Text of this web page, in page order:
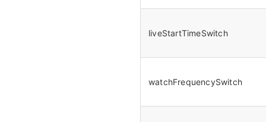
liveStartTimeSwitch
watchFrequencySwitch